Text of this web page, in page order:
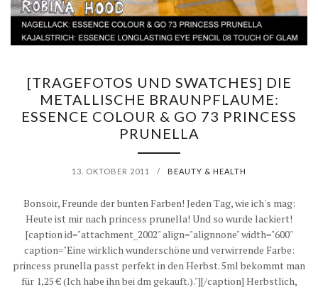
[TRAGEFOTOS UND SWATCHES] DIE
METALLISCHE BRAUNPFLAUME:
ESSENCE COLOUR & GO 73 PRINCESS
PRUNELLA
13. OKTOBER 2011 / BEAUTY & HEALTH
Bonsoir, Freunde der bunten Farben! Jeden Tag, wie ich's mag:
Heute ist mir nach princess prunella! Und so wurde lackiert!
[caption id="attachment_2002" align="alignnone" width="600"
caption="Eine wirklich wunderschöne und verwirrende Farbe:
princess prunella passt perfekt in den Herbst. 5ml bekommt man
für 1,25 € (Ich habe ihn bei dm gekauft.)."][/caption] Herbstlich,